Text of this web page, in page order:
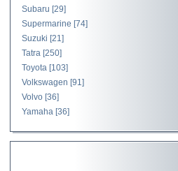
Subaru [29]
Supermarine [74]
Suzuki [21]
Tatra [250]
Toyota [103]
Volkswagen [91]
Volvo [36]
Yamaha [36]